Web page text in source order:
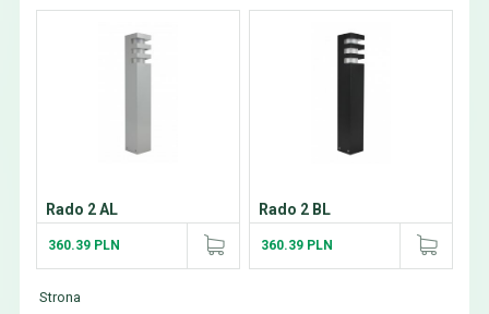
Rado 2 AL
360.39 PLN
Rado 2 BL
360.39 PLN
Strona